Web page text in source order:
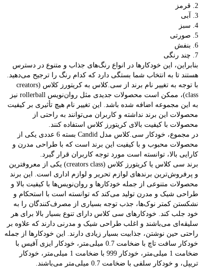
2. قرمز
3. آبی
4. سبز
5. صورتی
6. بنفش
7. چند رنگی
بنابراین، این خودکارها در انواع رنگ‌های جذاب و متنوع در دسترس
هستند تا به انتخاب شما بستگی دارد که کدام رنگ را ترجیح می‌دهید.
با توجه به تغییر نام برند از سی.کلاس به کریتورز کلاس (creators
class)، ممکن است محصولات جدیدی مثل روان‌نویس rollerball نیز
به این مجموعه اضافه شده باشد. این تغییر نام هیچ تأثیری بر کیفیت
محصولات این برند نداشته و کاربران می‌توانند به راحتی از
محصولات با کیفیت بالای کریتورز کلاس استفاده کنند.
در مجموع، خودکار سی.کلاس مدل Candid بسته 6 عددی یکی از
محصولات محبوب و با کیفیت این برند است که با طراحی مدرن و
کارایی بالا، توانسته است مورد توجه کاربران قرار گیرد.
برند سی کلاس یا کریتورز کلاس (creators class) یکی از معروفترین
و پرفروش‌ترین برندهای لوازم تحریر و لوازم اداری است. این برند
محصولات متنوعی از جمله خودکارها و روان‌نویس‌ها با کیفیت بالا و
طراحی شیک و مدرن تولید می‌کند که توانسته است با استحکام و
نشکستن کمتر نوک‌ها، جذب توجه بسیاری از مصرف‌کنندگان را به
خود جلب کند. خودکارهای سی کلاس دارای تنوع بسیار بالا برای هر
سلیقه‌ای می‌باشند و اغلب طراحی شیک و مدرنی دارند که علاوه بر
راحتی حین نوشتن، جذابیت بسیار زیادی دارند. این خودکارها از جمله
خودکار سافت تاچ با ضخامت 0.7 میلی‌متر، خودکار ایزی آفیس با
ضخامت 1 میلی‌متر، خودکار 999 با ضخامت 1 میلی‌متر، خودکار
تریپل، و خودکار سلفی با ضخامت 0.7 میلی‌متر می‌باشند.